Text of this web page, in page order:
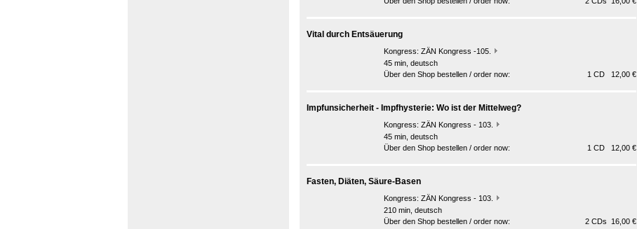
Vital durch Entsäuerung
Kongress: ZÄN Kongress -105.
45 min, deutsch
Über den Shop bestellen / order now:
1 CD 12,00 €
Impfunsicherheit - Impfhysterie: Wo ist der Mittelweg?
Kongress: ZÄN Kongress - 103.
45 min, deutsch
Über den Shop bestellen / order now:
1 CD 12,00 €
Fasten, Diäten, Säure-Basen
Kongress: ZÄN Kongress - 103.
210 min, deutsch
Über den Shop bestellen / order now:
2 CDs 16,00 €